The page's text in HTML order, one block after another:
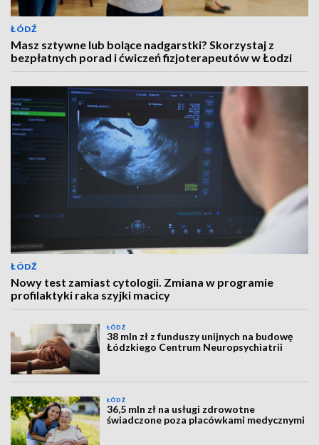
ŁÓDŹ
Masz sztywne lub bolące nadgarstki? Skorzystaj z
bezpłatnych porad i ćwiczeń fizjoterapeutów w Łodzi
ŁÓDŹ
Nowy test zamiast cytologii. Zmiana w programie
profilaktyki raka szyjki macicy
ŁÓDŹ
38 mln zł z funduszy unijnych na budowę
Łódzkiego Centrum Neuropsychiatrii
ŁÓDŹ
36,5 mln zł na usługi zdrowotne
świadczone poza placówkami medycznymi